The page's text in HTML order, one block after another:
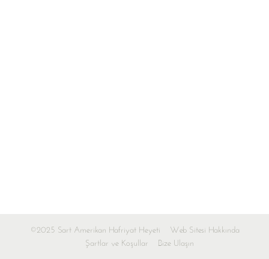
©2025 Sart Amerikan Hafriyat Heyeti
Web Sitesi Hakkında
Şartlar ve Koşullar
Bize Ulaşın